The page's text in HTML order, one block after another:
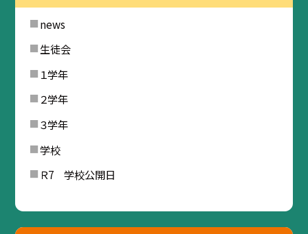
news
生徒会
１学年
２学年
３学年
学校
Ｒ7 学校公開日